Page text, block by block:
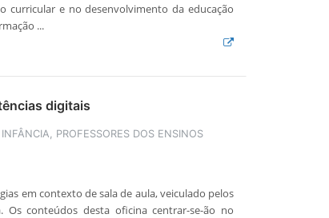
curricular e no desenvolvimento da educação
...
digitais
PROFESSORES DOS ENSINOS
em contexto de sala de aula, veiculado pelos
Os conteúdos desta oficina centrar-se-ão no